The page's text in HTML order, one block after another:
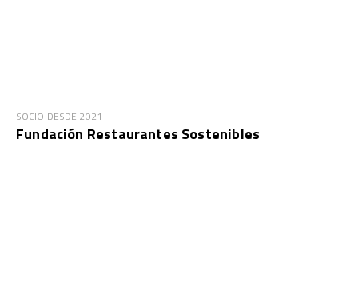
SOCIO DESDE 2021
Fundación Restaurantes Sostenibles